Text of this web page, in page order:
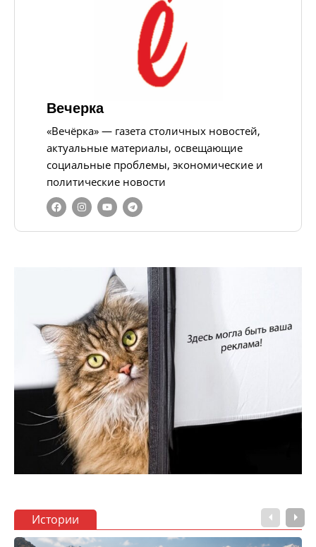
Вечерка
«Вечёрка» — газета столичных новостей,
актуальные материалы, освещающие
социальные проблемы, экономические и
политические новости
Истории